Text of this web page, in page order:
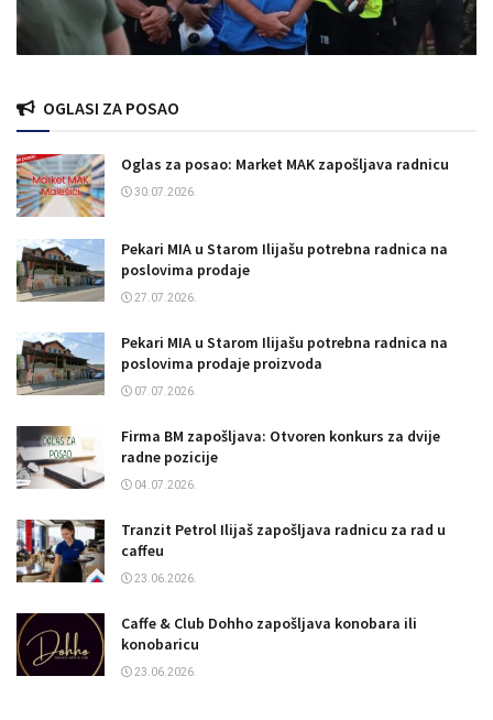
OGLASI ZA POSAO
Oglas za posao: Market MAK zapošljava radnicu
30.07.2026.
Pekari MIA u Starom Ilijašu potrebna radnica na
poslovima prodaje
27.07.2026.
Pekari MIA u Starom Ilijašu potrebna radnica na
poslovima prodaje proizvoda
07.07.2026.
Firma BM zapošljava: Otvoren konkurs za dvije
radne pozicije
04.07.2026.
Tranzit Petrol Ilijaš zapošljava radnicu za rad u
caffeu
23.06.2026.
Caffe & Club Dohho zapošljava konobara ili
konobaricu
23.06.2026.